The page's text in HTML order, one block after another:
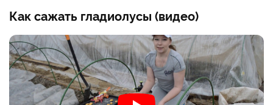
Как сажать гладиолусы (видео)